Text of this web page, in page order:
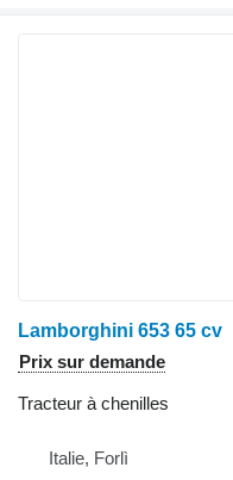
Lamborghini 653 65 cv
Prix sur demande
Tracteur à chenilles
Italie, Forlì